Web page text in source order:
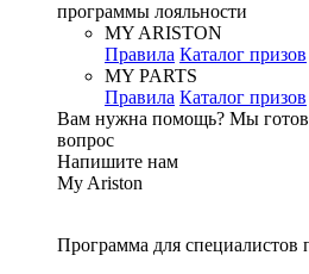
программы лояльности
MY ARISTON
Правила Каталог призов
MY PARTS
Правила Каталог призов
Вам нужна помощь? Мы
вопрос
Напишите нам
My Ariston
Программа для специалистов